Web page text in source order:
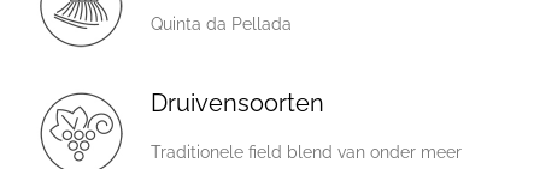
Quinta da Pellada
Druivensoorten
Traditionele field blend van onder meer